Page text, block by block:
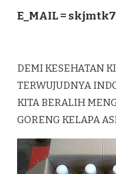
E_MAIL =
DEMI KESEHATAN
TERWUJUDNYA
KITA BERALIH
GORENG KELAPA